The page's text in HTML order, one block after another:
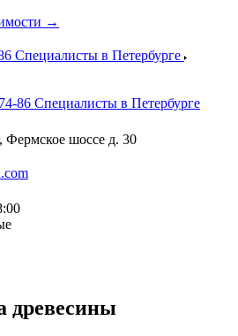
→
Специалисты в Петербурге
86 Специалисты в Петербурге
Фермское шоссе д. 30
древесины